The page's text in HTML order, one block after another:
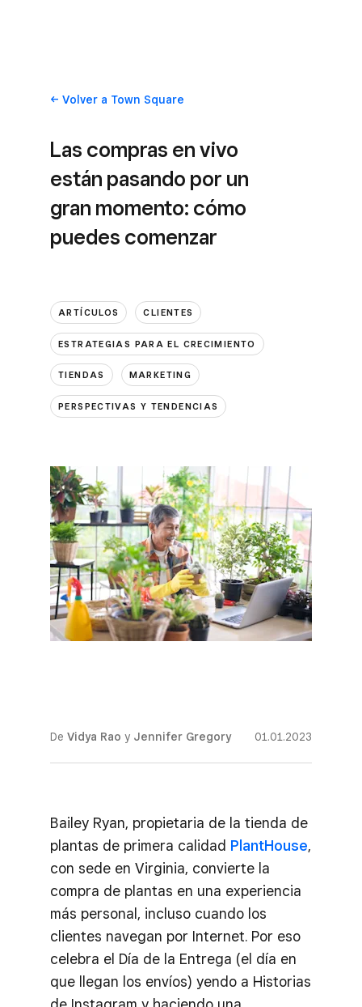
Volvera Town Square
Las compras en vivo
están pasando por un
gran momento: cómo
puedes comenzar
ARTÍCULOS CLIENTES
ESTRATEGIAS PARA EL CRECIMIENTO
TIENDAS MARKETING
PERSPECTIVAS Y TENDENCIAS
De Vidya Rao y Jennifer Gregory 01.01.2023
Bailey Ryan, propietaria de la tienda de
plantas de primera calidad PlantHouse,
con sede en Virginia, convierte la
compra de plantas en una experiencia
más personal, incluso cuando los
clientes navegan por Internet. Por eso
celebra el Día de la Entrega (el día en
que llegan los envíos) yendo a Historias